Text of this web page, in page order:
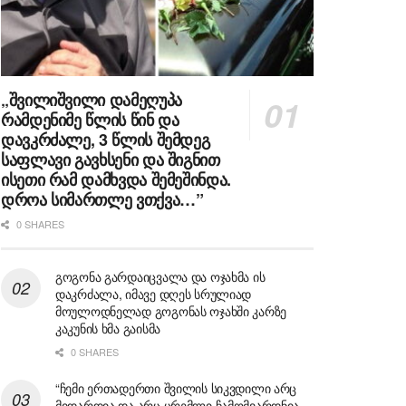
„შვილიშვილი დამეღუპა
რამდენიმე წლის წინ და
დავკრძალე, 3 წლის შემდეგ
საფლავი გავხსენი და შიგნით
ისეთი რამ დამხვდა შემეშინდა.
დროა სიმართლე ვთქვა…”
0 SHARES
გოგონა გარდაიცვალა და ოჯახმა ის
დაკრძალა, იმავე დღეს სრულიად
მოულოდნელად გოგონას ოჯახში კარზე
კაკუნის ხმა გაისმა
0 SHARES
“ჩემი ერთადერთი შვილის სიკვდილი არც